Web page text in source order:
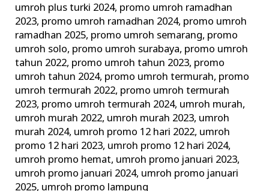
umroh plus turki 2024, promo umroh ramadhan
2023, promo umroh ramadhan 2024, promo umroh
ramadhan 2025, promo umroh semarang, promo
umroh solo, promo umroh surabaya, promo umroh
tahun 2022, promo umroh tahun 2023, promo
umroh tahun 2024, promo umroh termurah, promo
umroh termurah 2022, promo umroh termurah
2023, promo umroh termurah 2024, umroh murah,
umroh murah 2022, umroh murah 2023, umroh
murah 2024, umroh promo 12 hari 2022, umroh
promo 12 hari 2023, umroh promo 12 hari 2024,
umroh promo hemat, umroh promo januari 2023,
umroh promo januari 2024, umroh promo januari
2025, umroh promo lampung